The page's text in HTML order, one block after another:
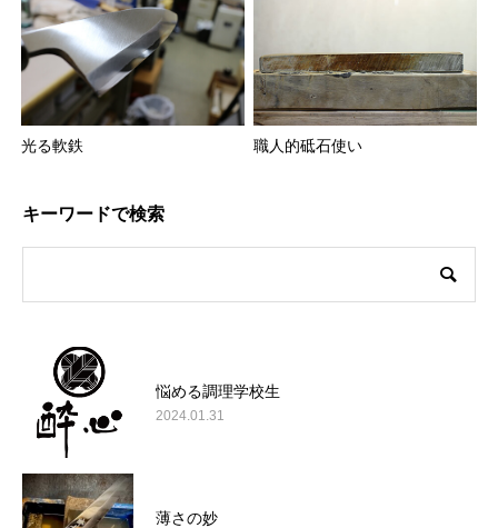
光る軟鉄 職人的砥石使い
キーワードで検索
悩める調理学校生
2024.01.31
薄さの妙